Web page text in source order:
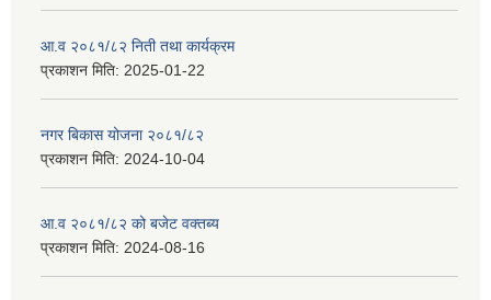
आ.व २०८१/८२ निती तथा कार्यक्रम
प्रकाशन मिति: 2025-01-22
नगर बिकास योजना २०८१/८२
प्रकाशन मिति: 2024-10-04
आ.व २०८१/८२ को बजेट वक्तब्य
प्रकाशन मिति: 2024-08-16